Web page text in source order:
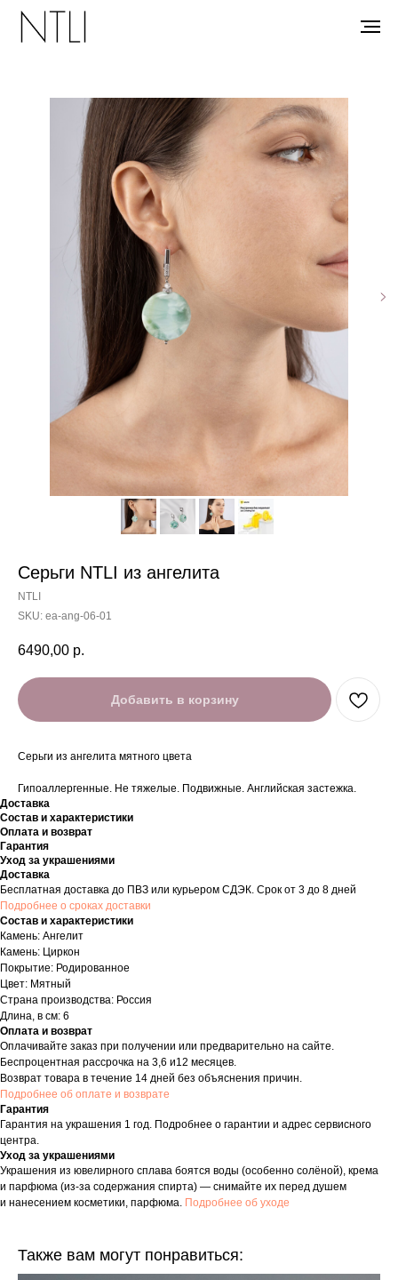
Серьги NTLI из ангелита
NTLI
SKU: ea-ang-06-01
6490,00 р.
Добавить в корзину
Серьги из ангелита мятного цвета
Гипоаллергенные. Не тяжелые. Подвижные. Английская застежка.
Доставка
Состав и характеристики
Оплата и возврат
Гарантия
Уход за украшениями
Доставка
Бесплатная доставка до ПВЗ или курьером СДЭК. Срок от 3 до 8 дней
Подробнее о сроках доставки
Состав и характеристики
Камень: Ангелит
Камень: Циркон
Покрытие: Родированное
Цвет: Мятный
Страна производства: Россия
Длина, в см: 6
Оплата и возврат
Оплачивайте заказ при получении или предварительно на сайте.
Беспроцентная рассрочка на 3,6 и12 месяцев.
Возврат товара в течение 14 дней без объяснения причин.
Подробнее об оплате и возврате
Гарантия
Гарантия на украшения 1 год. Подробнее о гарантии и адрес сервисного
центра.
Уход за украшениями
Украшения из ювелирного сплава боятся воды (особенно солёной), крема
и парфюма (из-за содержания спирта) — снимайте их перед душем
и нанесением косметики, парфюма. Подробнее об уходе
Также вам могут понравиться: